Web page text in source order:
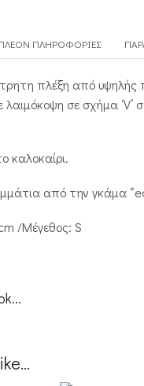
ΠΛΗΡΟΦΟΡΊΕΣ
πλέξη από υψηλής
λαιμόκοψη σε σχήμα ‘V’
καλοκαίρι.
από την γκάμα
/Μέγεθος: S